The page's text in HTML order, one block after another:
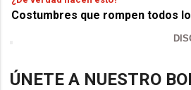
Costumbres que rompen todos
ÚNETE A NUESTRO